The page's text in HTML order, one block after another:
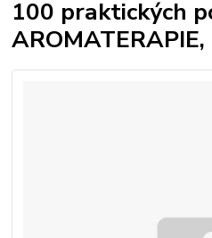
100 praktických